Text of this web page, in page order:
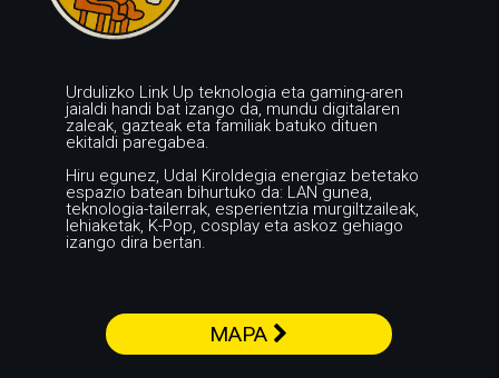
Urdulizko Link Up teknologia eta gaming-aren
jaialdi handi bat izango da, mundu digitalaren
zaleak, gazteak eta familiak batuko dituen
ekitaldi paregabea.
Hiru egunez, Udal Kiroldegia energiaz betetako
espazio batean bihurtuko da: LAN gunea,
teknologia-tailerrak, esperientzia murgiltzaileak,
lehiaketak, K-Pop, cosplay eta askoz gehiago
izango dira bertan.
MAPA